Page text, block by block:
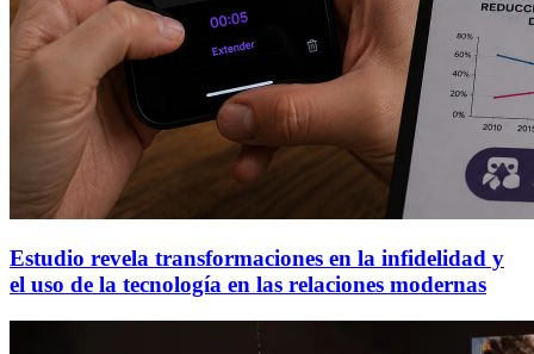
Estudio revela transformaciones en la infidelidad y
el uso de la tecnología en las relaciones modernas